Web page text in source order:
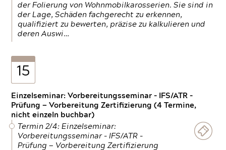
der Folierung von Wohnmobilkarosserien. Sie sind in
der Lage, Schäden fachgerecht zu erkennen,
qualifiziert zu bewerten, präzise zu kalkulieren und
deren Auswi…
15
Einzelseminar: Vorbereitungsseminar - IFS/ATR -
Prüfung — Vorbereitung Zertifizierung (4 Termine,
nicht einzeln buchbar)
Termin 2/4: Einzelseminar:
Vorbereitungsseminar - IFS/ATR -
Prüfung — Vorbereitung Zertifizierung